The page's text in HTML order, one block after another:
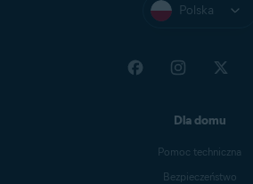
Polska
Dla domu
Pomoc techniczna
Bezpieczeństwo